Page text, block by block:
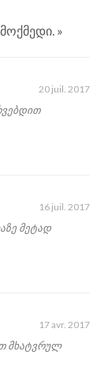
»
20 juil. 2017
16 juil. 2017
მეტად
17 avr. 2017
მხატვრულ